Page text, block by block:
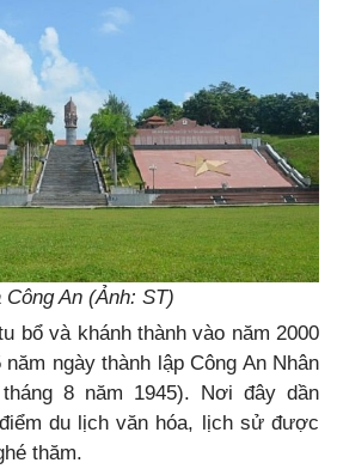
Công An (Ảnh: ST)
bổ và khánh thành vào năm 2000
ngày thành lập Công An Nhân
8 năm 1945). Nơi đây dần
du lịch văn hóa, lịch sử được
thăm.